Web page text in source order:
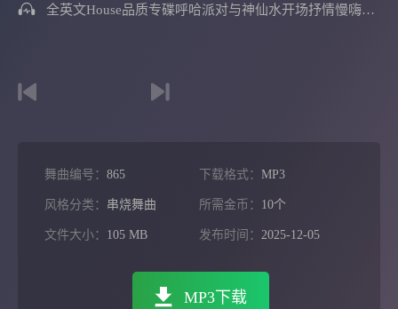
全英文House品质专碟呼哈派对与神仙水开场抒情慢嗨串烧
舞曲编号： 865 下载格式： MP3
风格分类： 串烧舞曲 所需金币： 10个
文件大小： 105 MB 发布时间： 2025-12-05
MP3下载